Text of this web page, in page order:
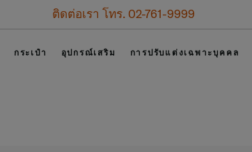
เข้าสู่ระบบ
กระเป๋า อุปกรณ์เสริม การปรับแต่งเฉพาะบุคคล